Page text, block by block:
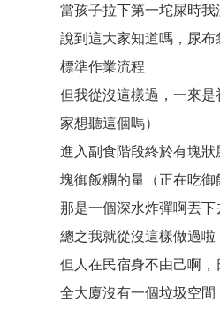
當孩子拉下第一坨屎時我
說到這大家知道嗎，尿
標準作業流程
但我從沒這樣過，一來
家想聽這個嗎）
進入副食階段終於有塊
塊御飯糰的量（正在吃御
那是一個深水炸彈啊丟
總之我就從沒這樣做過啦
但人在民宿身不由己啊
全大廈沒有一個垃圾空